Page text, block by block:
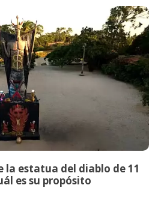
la estatua del diablo de 11
es su propósito